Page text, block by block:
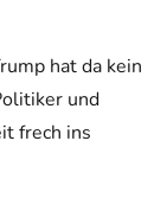
hat da kein
und
frech ins